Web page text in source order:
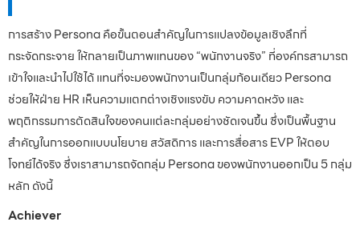
การสร้าง Persona คือขั้นตอนสำคัญในการแปลงข้อมูลเชิงลึกที่
กระจัดกระจาย ให้กลายเป็นภาพแทนของ “พนักงานจริง” ที่องค์กรสามารถ
เข้าใจและนำไปใช้ได้ แทนที่จะมองพนักงานเป็นกลุ่มก้อนเดียว Persona
ช่วยให้ฝ่าย HR เห็นความแตกต่างเชิงแรงขับ ความคาดหวัง และ
พฤติกรรมการตัดสินใจของคนแต่ละกลุ่มอย่างชัดเจนขึ้น ซึ่งเป็นพื้นฐาน
สำคัญในการออกแบบนโยบาย สวัสดิการ และการสื่อสาร EVP ให้ตอบ
โจทย์ได้จริง ซึ่งเราสามารถจัดกลุ่ม Persona ของพนักงานออกเป็น 5 กลุ่ม
หลัก ดังนี้
Achiever